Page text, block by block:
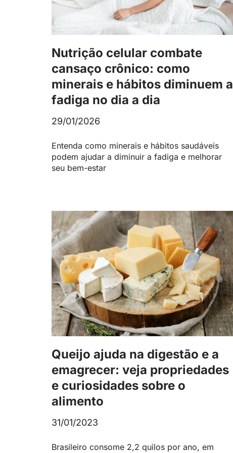
Nutrição celular combate
cansaço crônico: como
minerais e hábitos diminuem a
fadiga no dia a dia
29/01/2026
Entenda como minerais e hábitos saudáveis
podem ajudar a diminuir a fadiga e melhorar
seu bem-estar
Queijo ajuda na digestão e a
emagrecer: veja propriedades
e curiosidades sobre o
alimento
31/01/2023
Brasileiro consome 2,2 quilos por ano, em